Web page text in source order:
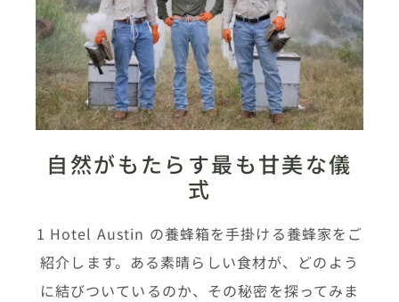
自然がもたらす最も甘美な儀
式
1 Hotel Austin の養蜂箱を手掛ける養蜂家をご
紹介します。ある素晴らしい食材が、どのよう
に結びついているのか、その秘密を探ってみま